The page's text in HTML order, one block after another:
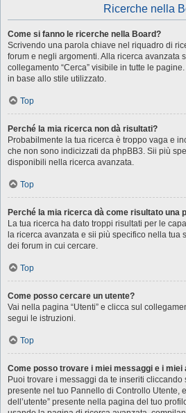
Ricerche nella
Come si fanno le ricerche nella Board?
Scrivendo una parola chiave nel riquadro di
forum e negli argomenti. Alla ricerca avanzata
collegamento “Cerca” visibile in tutte le
in base allo stile utilizzato.
Top
Perché la mia ricerca non dà risultati?
Probabilmente la tua ricerca è troppo vaga e
che non sono indicizzati da phpBB3. Sii più
disponibili nella ricerca avanzata.
Top
Perché la mia ricerca dà come risultato una
La tua ricerca ha dato troppi risultati per le
la ricerca avanzata e sii più specifico nella tua
dei forum in cui cercare.
Top
Come posso cercare un utente?
Vai nella pagina “Utenti” e clicca sul
segui le istruzioni.
Top
Come posso trovare i miei messaggi e i miei
Puoi trovare i messaggi da te inseriti cliccando
presente nel tuo Pannello di Controllo Utente,
dell’utente” presente nella pagina del tuo